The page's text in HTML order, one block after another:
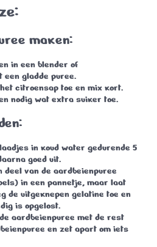
maken:
in een blender of
een gladde puree.
citroensap toe en mix kort.
nodig wat extra suiker toe.
in koud water gedurende 5
goed uit.
deel van de aardbeienpuree
in een pannetje, maar laat
de uitgeknepen gelatine toe en
is opgelost.
aardbeienpuree met de rest
en zet apart om iets